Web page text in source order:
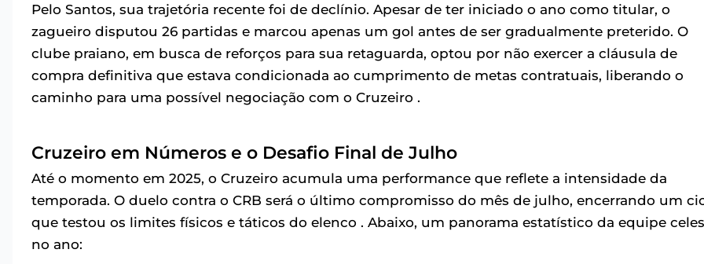
Pelo Santos, sua trajetória recente foi de declínio. Apesar de ter iniciado o ano como titular, o
zagueiro disputou 26 partidas e marcou apenas um gol antes de ser gradualmente preterido. O
clube praiano, em busca de reforços para sua retaguarda, optou por não exercer a cláusula de
compra definitiva que estava condicionada ao cumprimento de metas contratuais, liberando o
caminho para uma possível negociação com o Cruzeiro .
Cruzeiro em Números e o Desafio Final de Julho
Até o momento em 2025, o Cruzeiro acumula uma performance que reflete a intensidade da
temporada. O duelo contra o CRB será o último compromisso do mês de julho, encerrando um
que testou os limites físicos e táticos do elenco . Abaixo, um panorama estatístico da equipe
no ano: